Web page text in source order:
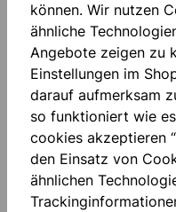
Beschreibung
Absolutgrip:
unseren High-
patentierte
können. Wir nutzen
ähnliche
Angebote zeigen zu
Einstellungen im
darauf aufmerksam
so funktioniert wie
cookies akzeptieren
den Einsatz von
ähnlichen